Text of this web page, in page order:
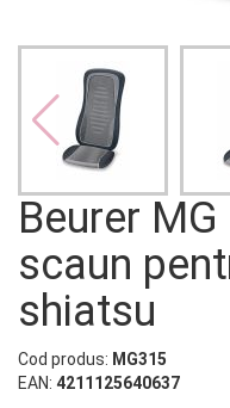
Beurer
scaun
shiatsu
Cod produs: MG315
EAN: 4211125640637